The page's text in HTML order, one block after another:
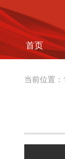
首页
当前位置：